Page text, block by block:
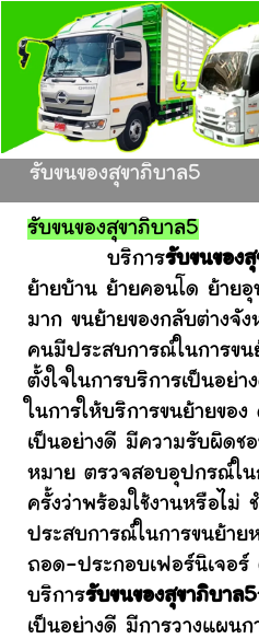
รับขนของสุขาภิบาล5
รับขนของสุขาภิบาล5
บริการรับขนของ
ย้ายบ้าน ย้ายคอนโด ย้าย
มาก ขนย้ายของกลับต่างจั
คนมีประสบการณ์ในการขน
ตั้งใจในการบริการเป็นอย่
ในการให้บริการขนย้ายขอ
เป็นอย่างดี มีความรับผิดช
หมาย ตรวจสอบอุปกรณ์ใน
ครั้งว่าพร้อมใช้งานหรือไม่
ประสบการณ์ในการขนย้าย
ถอด-ประกอบเฟอร์นิเจอร์
บริการรับขนของสุขาภิบาล5
เป็นอย่างดี มีการวางแผนก